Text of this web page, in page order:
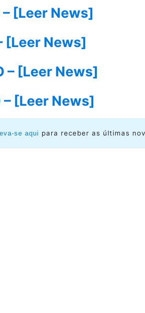
– [Leer News]
[Leer News]
– [Leer News]
– [Leer News]
se aqui para receber as últimas